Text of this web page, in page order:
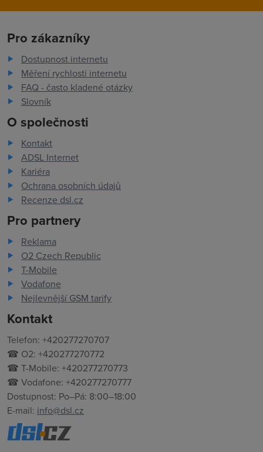
Pro zákazníky
Dostupnost internetu
Měření rychlosti internetu
FAQ - často kladené otázky
Slovník
O společnosti
Kontakt
ADSL Internet
Kariéra
Ochrana osobních údajů
Recenze dsl.cz
Pro partnery
Reklama
O2 Czech Republic
T-Mobile
Vodafone
Nejlevnější GSM tarify
Kontakt
Telefon: +420277270707
☎ O2: +420277270772
☎ T-Mobile: +420277270773
☎ Vodafone: +420277270777
Dostupnost: Po–Pá: 8:00–18:00
E-mail: info@dsl.cz